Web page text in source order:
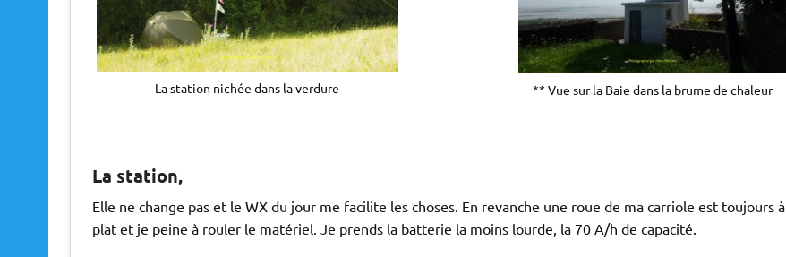
La station nichée dans la verdure ** Vue sur la Baie dans la brume de chaleur
La station,
Elle ne change pas et le WX du jour me facilite les choses. En revanche une roue de ma carriole est toujours à
plat et je peine à rouler le matériel. Je prends la batterie la moins lourde, la 70 A/h de capacité.